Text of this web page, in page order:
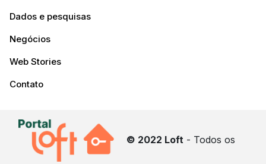
Dados e pesquisas
Negócios
Web Stories
Contato
© 2022 Loft - Todos os